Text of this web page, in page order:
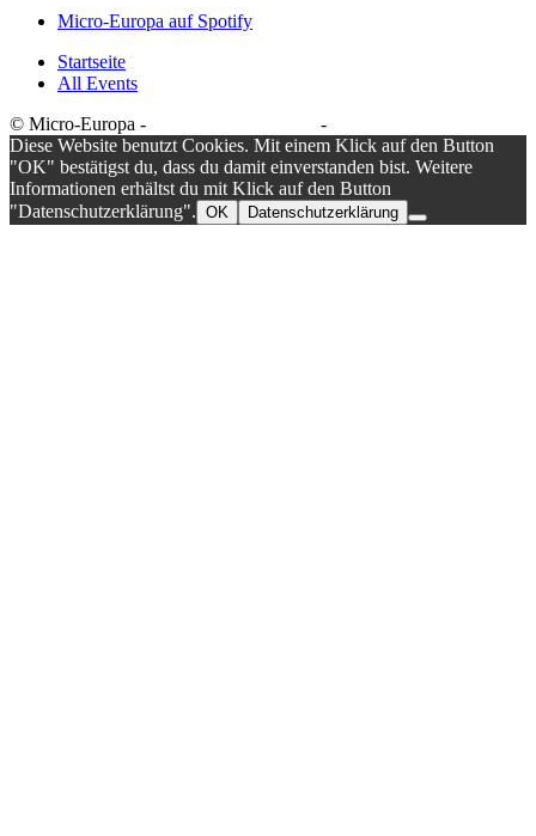
Micro-Europa auf Spotify
Startseite
All Events
© Micro-Europa -
-
Diese Website benutzt Cookies. Mit einem Klick auf den Button
"OK" bestätigst du, dass du damit einverstanden bist. Weitere
Informationen erhältst du mit Klick auf den Button
"Datenschutzerklärung". OK Datenschutzerklärung